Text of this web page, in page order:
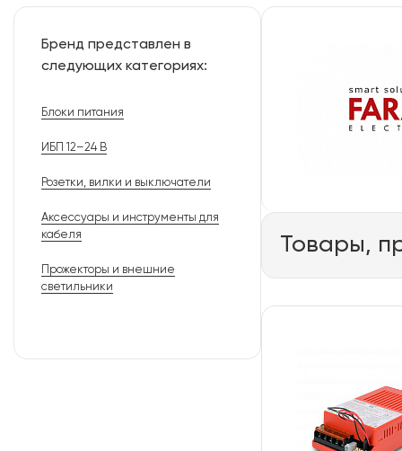
Бренд представлен в
следующих категориях:
Блоки питания
ИБП 12–24 В
Розетки, вилки и выключатели
Аксессуары и инструменты для
кабеля
Прожекторы и внешние
светильники
Товары,